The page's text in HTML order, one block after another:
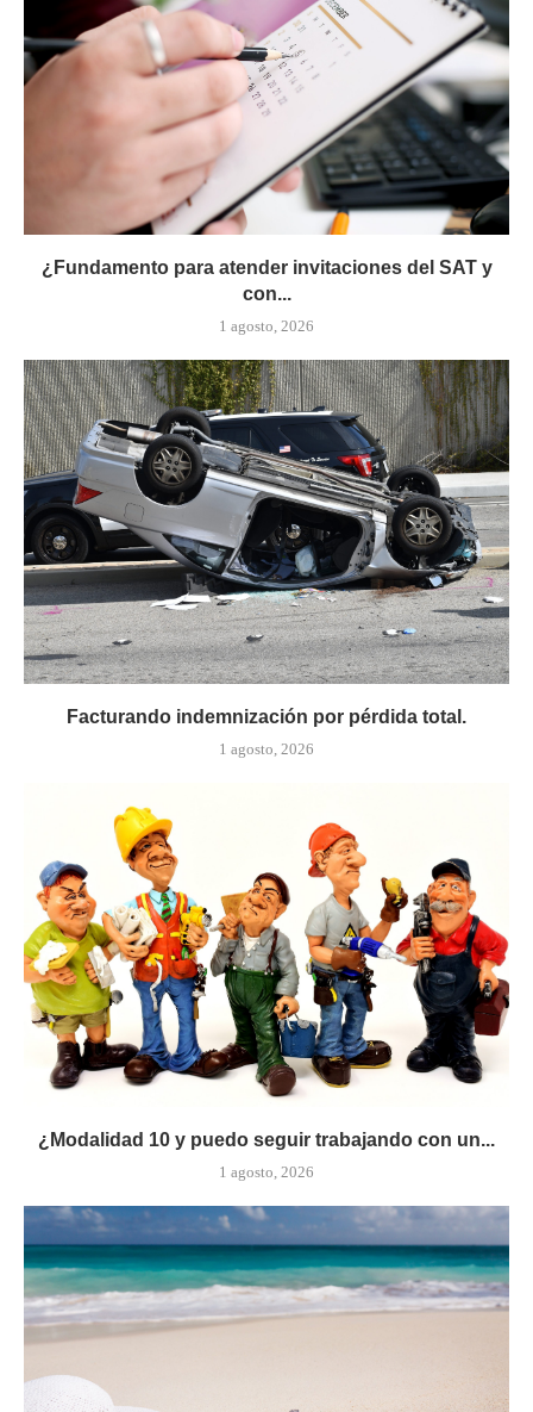
¿Fundamento para atender invitaciones del SAT y
con...
1 agosto, 2026
Facturando indemnización por pérdida total.
1 agosto, 2026
¿Modalidad 10 y puedo seguir trabajando con un...
1 agosto, 2026